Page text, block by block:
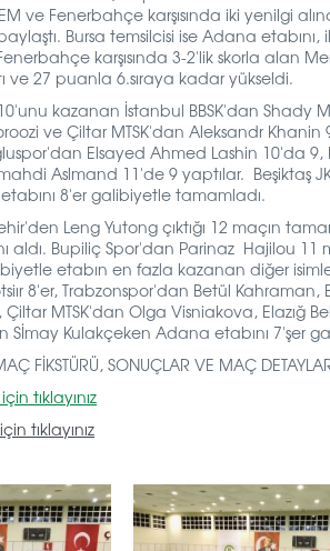
ve Fenerbahçe karşısında iki yenilgi
Bursa temsilcisi ise Adana
karşısında 3-2'lik skorla alan
ve 27 puanla 6.sıraya kadar yükseldi.
10'unu kazanan İstanbul BBSK'dan
ve Çiltar MTSK'dan Aleksandr
Elsayed Ahmed Lashin 10'da 9,
Aslmand 11'de 9 yaptılar. Beşiktaş
8'er galibiyetle tamamladı.
Leng Yutong çıktığı 12 maçın
aldı. Bupiliç Spor'dan Parinaz Hajilou
etabın en fazla kazanan diğer
8'er, Trabzonspor'dan Betül
MTSK'dan Olga Visniakova, Elazığ
Sİmay Kulakçeken Adana etabını 7'şer
FİKSTÜRÜ, SONUÇLAR VE MAÇ
tıklayınız
tıklayınız